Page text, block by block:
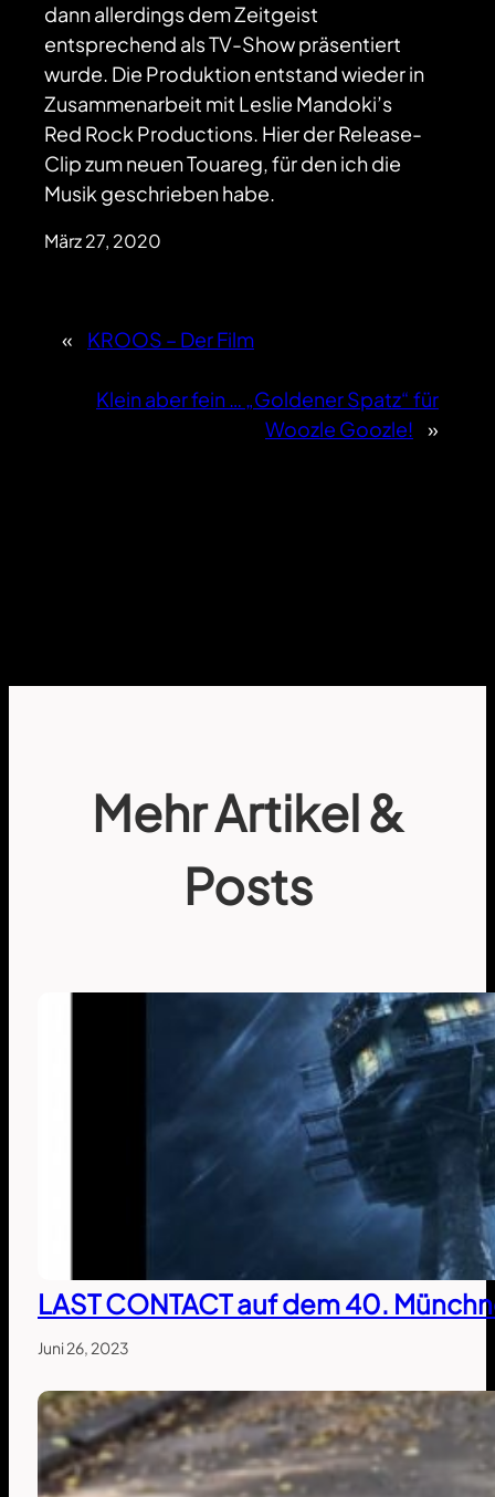
dann allerdings dem Zeitgeist
entsprechend als TV-Show präsentiert
wurde. Die Produktion entstand wieder in
Zusammenarbeit mit Leslie Mandoki’s
Red Rock Productions. Hier der Release-
Clip zum neuen Touareg, für den ich die
Musik geschrieben habe.
März 27, 2020
« KROOS – Der Film
Klein aber fein … „Goldener Spatz“ für
Woozle Goozle!
»
Mehr Artikel &
Posts
LAST CONTACT auf dem 40.
Juni 26, 2023